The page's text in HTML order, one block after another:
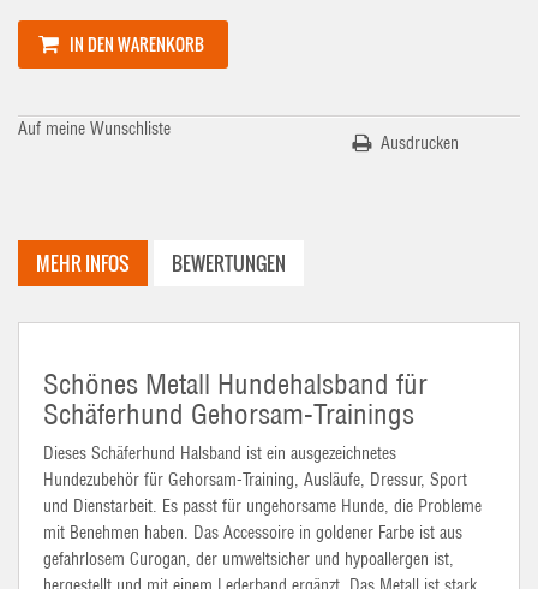
IN DEN WARENKORB
Auf meine Wunschliste
Ausdrucken
MEHR INFOS BEWERTUNGEN
Schönes Metall Hundehalsband für
Schäferhund Gehorsam-Trainings
Dieses Schäferhund Halsband ist ein ausgezeichnetes
Hundezubehör für Gehorsam-Training, Ausläufe, Dressur, Sport
und Dienstarbeit. Es passt für ungehorsame Hunde, die Probleme
mit Benehmen haben. Das Accessoire in goldener Farbe ist aus
gefahrlosem Curogan, der umweltsicher und hypoallergen ist,